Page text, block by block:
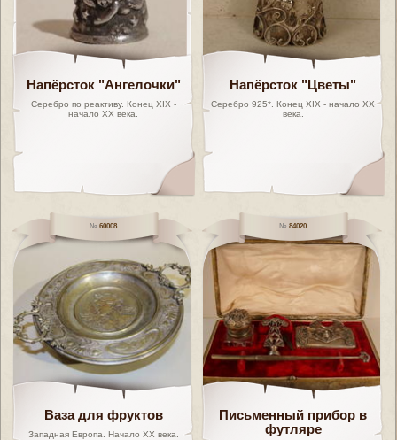
Напёрсток "Ангелочки"
Серебро по реактиву. Конец XIX -
начало ХХ века.
Напёрсток "Цветы"
Серебро 925*. Конец XIX - начало ХХ
века.
60008
Ваза для фруктов
Западная Европа. Начало XX века.
84020
Письменный прибор в
футляре